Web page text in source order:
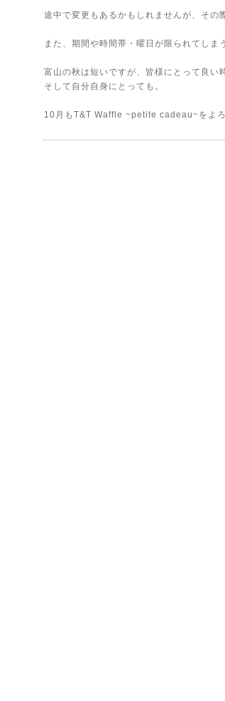
途中で変更もあるかもしれませんが、その
また、期間や時間帯・曜日が限られてしま
富山の秋は短いですが、皆様にとって良い
そして自分自身にとっても。
10月もT&T Waffle ~petite cadeau~をよろ